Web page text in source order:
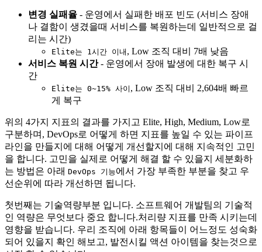
변경 실패율 - 운영에서 실패한 배포 빈도 (서비스 장애
나 결함이 생겼을때 서비스를 복원하는데 일반적으로 걸
리는 시간)
Elite는 1시간 이내 , Low 조직 대비 7배 낮음
서비스 복원 시간- 운영에서 장애 발생에 대한 복구 시
간
Elite는 0~15% 사이 , Low 조직 대비 2,604배 빠르
게 복구
위의 4가지 지표의 결과를 가지고 Elite, High, Medium, Low로
구분하며, DevOps로 어떻게 하면 지표를 높일 수 있는 파이프
라인을 만들지에 대해 어떻게 개선할지에 대해 지속적인 고민
을 합니다. 고민을 실제로 어떻게 해결 할 수 있을지 세분화하
는 방법은 아래 DevOps 기능에서 가장 부족한 부분을 찾고 우
선순위에 따라 개선하면 됩니다.
첫번째는 기술역량부분 입니다. 소프트웨어 개발팀의 기술적
인 역량은 무엇보다 중요 합니다.처리량 지표를 만족 시키는데
영향을 받습니다. 우리 조직에 아래 항목들이 어느정도 성숙화
되어 있을지 확인 해보고, 발전시킬 액션 아이템을 찾는것으로